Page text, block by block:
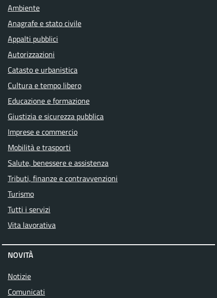
Ambiente
Anagrafe e stato civile
Appalti pubblici
Autorizzazioni
Catasto e urbanistica
Cultura e tempo libero
Educazione e formazione
Giustizia e sicurezza pubblica
Imprese e commercio
Mobilità e trasporti
Salute, benessere e assistenza
Tributi, finanze e contravvenzioni
Turismo
Tutti i servizi
Vita lavorativa
NOVITÀ
Notizie
Comunicati